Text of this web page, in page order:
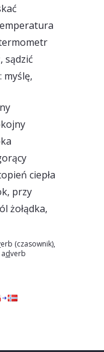
sądzić
myślę,
ciepła
przy
żołądka,
erb (czasownik),
dverb